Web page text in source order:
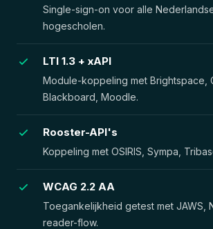
Single-sign-on voor alle
hogescholen.
LTI 1.3 + xAPI
Module-koppeling met Brightspace,
Blackboard, Moodle.
Rooster-API's
Koppeling met OSIRIS, Sympa,
WCAG 2.2 AA
Toegankelijkheid getest met JAWS,
reader-flow.